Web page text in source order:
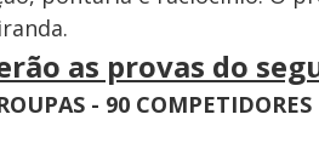
as provas do
- 90 COMPETIDORES